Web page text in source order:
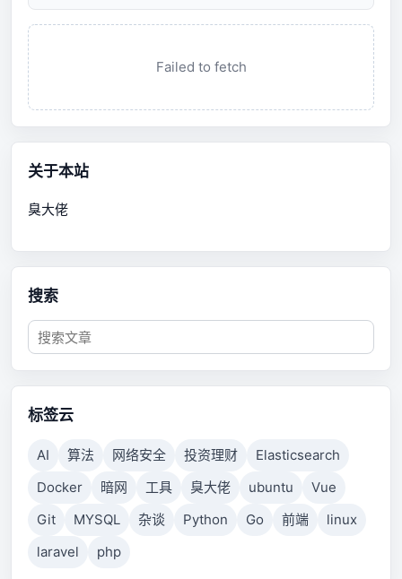
Failed to fetch
关于本站
臭大佬
搜索
标签云
AI 算法 网络安全 投资理财
Elasticsearch
Docker
暗网 工具 臭大佬 ubuntu
Vue
Git
MYSQL 杂谈 Python Go 前端
linux
laravel
php